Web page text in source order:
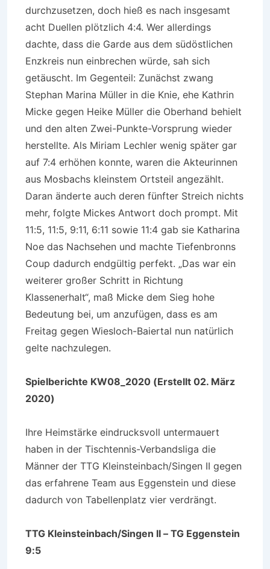
durchzusetzen, doch hieß es nach insgesamt
acht Duellen plötzlich 4:4. Wer allerdings
dachte, dass die Garde aus dem südöstlichen
Enzkreis nun einbrechen würde, sah sich
getäuscht. Im Gegenteil: Zunächst zwang
Stephan Marina Müller in die Knie, ehe Kathrin
Micke gegen Heike Müller die Oberhand behielt
und den alten Zwei-Punkte-Vorsprung wieder
herstellte. Als Miriam Lechler wenig später gar
auf 7:4 erhöhen konnte, waren die Akteurinnen
aus Mosbachs kleinstem Ortsteil angezählt.
Daran änderte auch deren fünfter Streich nichts
mehr, folgte Mickes Antwort doch prompt. Mit
11:5, 11:5, 9:11, 6:11 sowie 11:4 gab sie Katharina
Noe das Nachsehen und machte Tiefenbronns
Coup dadurch endgültig perfekt. „Das war ein
weiterer großer Schritt in Richtung
Klassenerhalt“, maß Micke dem Sieg hohe
Bedeutung bei, um anzufügen, dass es am
Freitag gegen Wiesloch-Baiertal nun natürlich
gelte nachzulegen.
Spielberichte KW08_2020 (Erstellt 02. März
2020)
Ihre Heimstärke eindrucksvoll untermauert
haben in der Tischtennis-Verbandsliga die
Männer der TTG Kleinsteinbach/Singen II gegen
das erfahrene Team aus Eggenstein und diese
dadurch von Tabellenplatz vier verdrängt.
TTG Kleinsteinbach/Singen II – TG Eggenstein
9:5